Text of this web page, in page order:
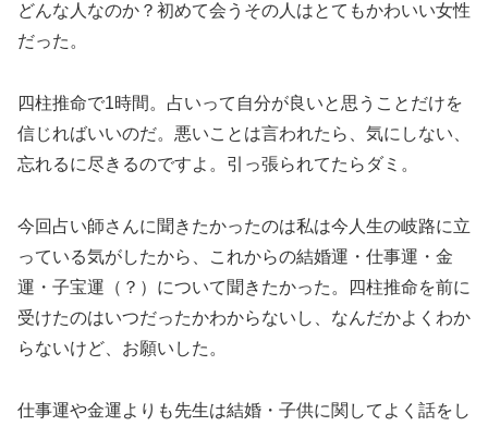
どんな人なのか？初めて会うその人はとてもかわいい女性
だった。
四柱推命で1時間。占いって自分が良いと思うことだけを
信じればいいのだ。悪いことは言われたら、気にしない、
忘れるに尽きるのですよ。引っ張られてたらダミ。
今回占い師さんに聞きたかったのは私は今人生の岐路に立
っている気がしたから、これからの結婚運・仕事運・金
運・子宝運（？）について聞きたかった。四柱推命を前に
受けたのはいつだったかわからないし、なんだかよくわか
らないけど、お願いした。
仕事運や金運よりも先生は結婚・子供に関してよく話をし